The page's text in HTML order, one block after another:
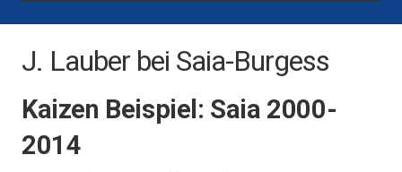
J. Lauber bei Saia-Burgess
Kaizen Beispiel: Saia 2000-
2014